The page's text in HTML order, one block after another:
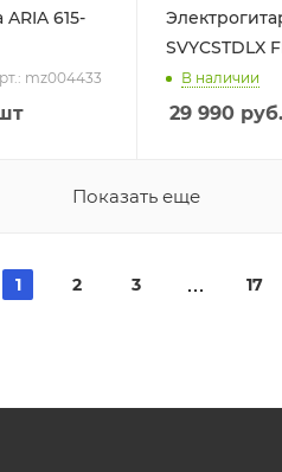
615-
mz004433
SVYCSTDLX
В наличии
29 990руб.
Показать еще
1 2 3 17